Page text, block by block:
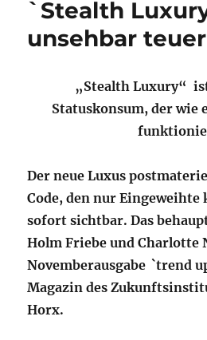
`Stealth
unsehbar teuer
„Stealth Luxury“
Statuskonsum, der wie
Der neue Luxus
Code, den nur
sofort sichtbar. Das
Holm Friebe und Charlotte
Novemberausgabe `trend
Magazin des
Horx.